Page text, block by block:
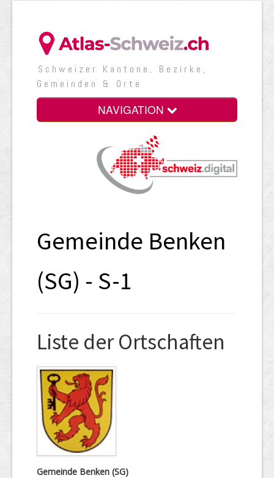
Schweizer Kantone, Bezirke,
Gemeinden & Orte
NAVIGATION
Gemeinde Benken
(SG) - S-1
Liste der Ortschaften
Gemeinde Benken (SG)